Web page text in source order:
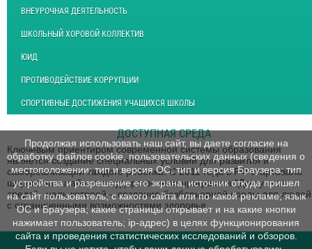
ВНЕУРОЧНАЯ ДЕЯТЕЛЬНОСТЬ
ШКОЛЬНЫЙ ХОРОВОЙ КОЛЛЕКТИВ
ЮИД
ПРОТИВОДЕЙСТВИЕ КОРРУПЦИИ
СПОРТИВНЫЕ ДОСТИЖЕНИЯ УЧАЩИХСЯ ШКОЛЫ
ДОСТУПНАЯ СРЕДА
Ключевым ориентиром современной системы образования
является создание специальных условий для развития и
самореализации каждого ребенка. С 2011 года в РФ стартовала
широкомасштабная государственная программа "Доступная
среда", цель которой – создание безбарьерной среды для людей
с ограниченными возможностями здоровья.
Продолжая использовать наш сайт, вы даете согласие на
обработку файлов cookie, пользовательских данных (сведения о
местоположении; тип и версия ОС; тип и версия Браузера; тип
устройства и разрешение его экрана; источник откуда пришел
на сайт пользователь; с какого сайта или по какой рекламе; язык
ОС и Браузера; какие страницы открывает и на какие кнопки
нажимает пользователь; ip-адрес) в целях функционирования
сайта и проведения статистических исследований и обзоров.